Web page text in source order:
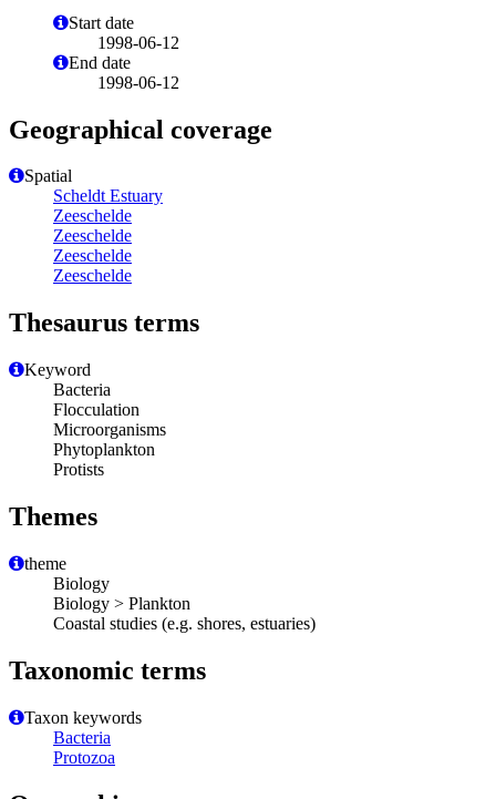
Start date
1998-06-12
End date
1998-06-12
Geographical coverage
Spatial
Scheldt Estuary
Zeeschelde
Zeeschelde
Zeeschelde
Zeeschelde
Thesaurus terms
Keyword
Bacteria
Flocculation
Microorganisms
Phytoplankton
Protists
Themes
theme
Biology
Biology > Plankton
Coastal studies (e.g. shores, estuaries)
Taxonomic terms
Taxon keywords
Bacteria
Protozoa